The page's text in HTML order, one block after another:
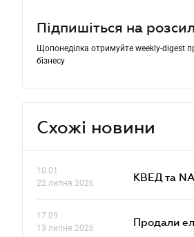
Підпишіться на
Щопонеділка отримуйте weekly-digest
бізнесу
Схожі новини
10.01
22 липня 2026
КВЕД та
17.09
13 липня 2026
Продали